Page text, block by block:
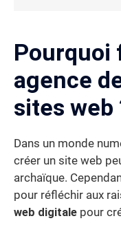
Pourquoi
agence
sites web
Dans un monde
créer un site web
archaïque.
pour réfléchir aux
web digitale pour